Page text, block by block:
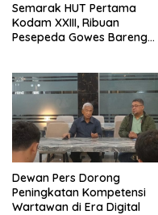
Semarak HUT Pertama
Kodam XXIII, Ribuan
Pesepeda Gowes Bareng
Dewan Pers Dorong
Peningkatan Kompetensi
Wartawan di Era Digital